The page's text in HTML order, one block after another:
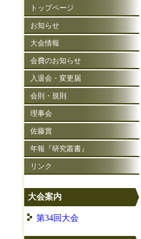
トップページ
お知らせ
大会情報
会費のお知らせ
入退会・変更届
会則・規則
理事会
佐藤賞
年報『研究叢書』
リンク
大会案内
第34回大会